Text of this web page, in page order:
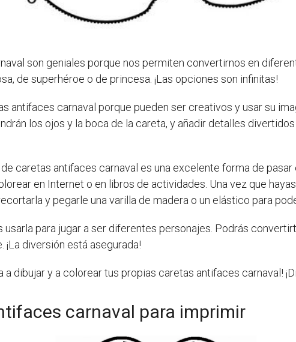
son geniales porque nos permiten convertirnos en
de superhéroe o de princesa. ¡Las opciones son infinitas!
antifaces carnaval porque pueden ser creativos y usar su
los ojos y la boca de la careta, y añadir detalles divertidos
caretas antifaces carnaval es una excelente forma de pasar
en Internet o en libros de actividades. Una vez que
y pegarle una varilla de madera o un elástico para
para jugar a ser diferentes personajes. Podrás
diversión está asegurada!
a dibujar y a colorear tus propias caretas antifaces carnaval!
carnaval para imprimir